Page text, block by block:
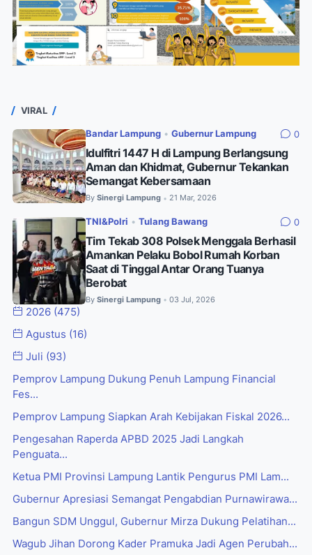
VIRAL
Bandar Lampung • Gubernur Lampung 0
Idulfitri 1447 H di Lampung Berlangsung
Aman dan Khidmat, Gubernur Tekankan
Semangat Kebersamaan
By Sinergi Lampung • 21 Mar, 2026
TNI&Polri • Tulang Bawang 0
Tim Tekab 308 Polsek Menggala Berhasil
Amankan Pelaku Bobol Rumah Korban
Saat di Tinggal Antar Orang Tuanya
Berobat
By Sinergi Lampung • 03 Jul, 2026
2026 (475)
Agustus (16)
Juli (93)
Pemprov Lampung Dukung Penuh Lampung Financial
Fes...
Pemprov Lampung Siapkan Arah Kebijakan Fiskal 2026...
Pengesahan Raperda APBD 2025 Jadi Langkah
Penguata...
Ketua PMI Provinsi Lampung Lantik Pengurus PMI Lam...
Gubernur Apresiasi Semangat Pengabdian Purnawirawa...
Bangun SDM Unggul, Gubernur Mirza Dukung Pelatihan...
Wagub Jihan Dorong Kader Pramuka Jadi Agen Perubah...